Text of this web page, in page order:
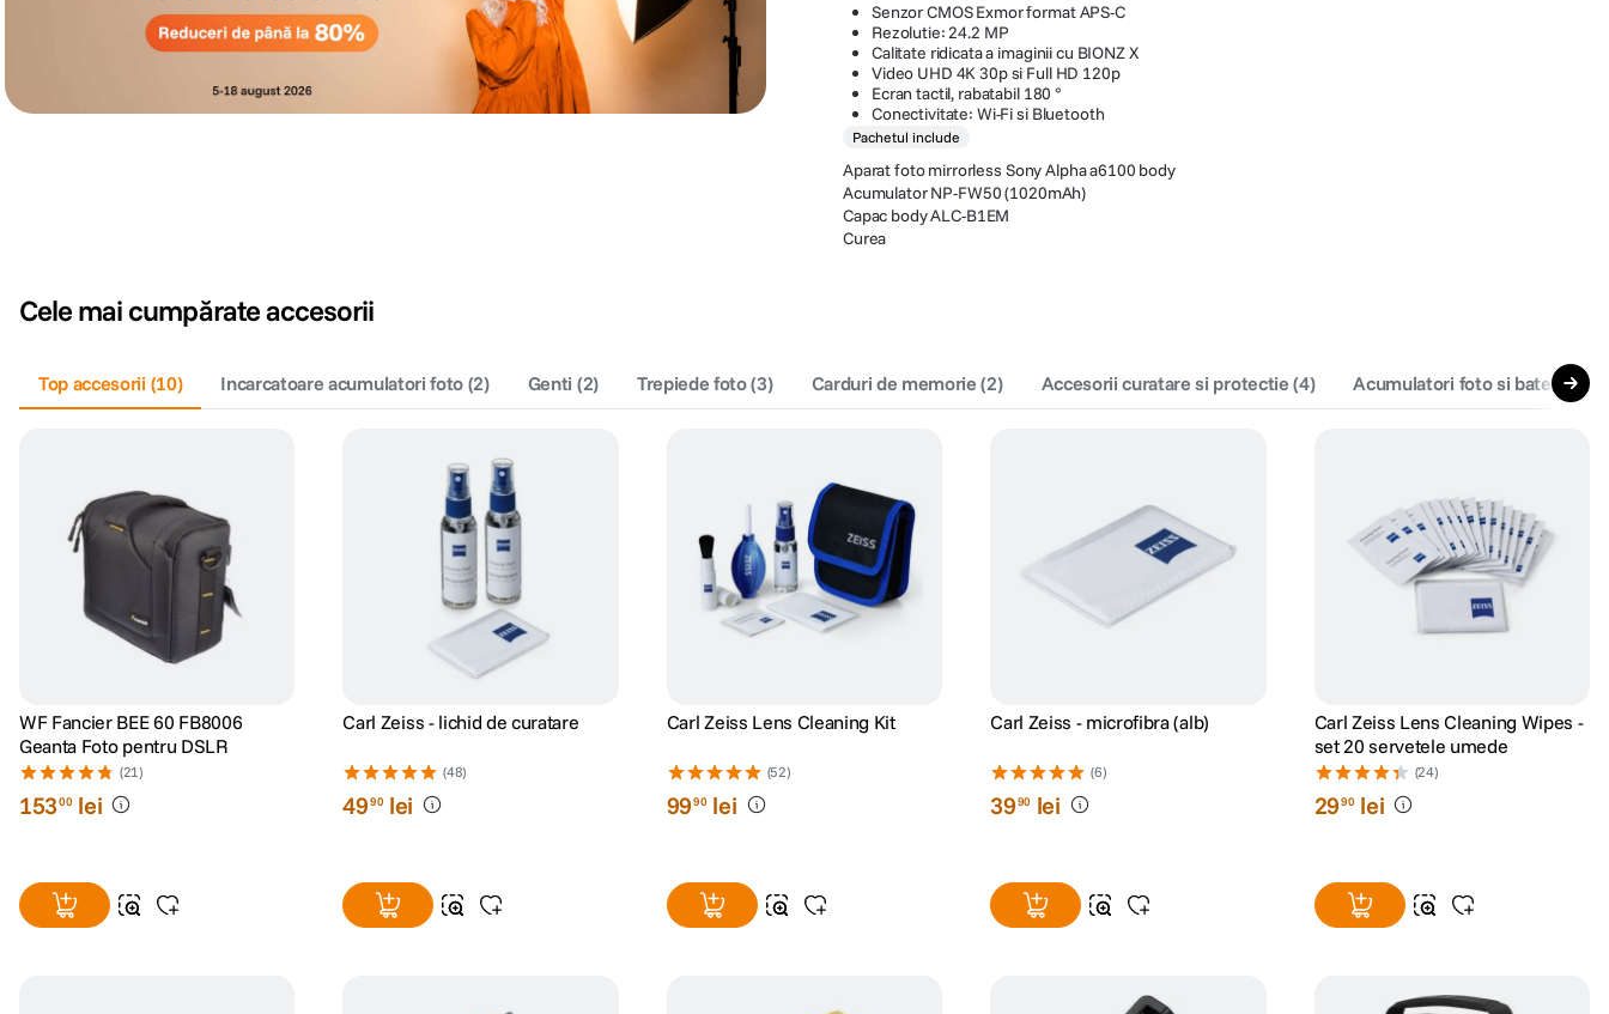
Senzor CMOS Exmor format APS-C
Rezolutie: 24.2 MP
Calitate ridicata a imaginii cu BIONZ X
Video UHD 4K 30p si Full HD 120p
Ecran tactil, rabatabil 180 °
Conectivitate: Wi-Fi si Bluetooth
Pachetul include
Aparat foto mirrorless Sony Alpha a6100 body
Acumulator NP-FW50 (1020mAh)
Capac body ALC-B1EM
Curea
Cele mai cumpărate accesorii
Top accesorii (10) Incarcatoare acumulatori foto (2) Genti (2) Trepiede foto(3) Carduri de memorie (2) Accesorii curatare si protectie (4) Acumulatori foto si baterii(2 )
WF Fancier BEE 60 FB8006
Geanta Foto pentru DSLR
(21)
15300 lei
Carl Zeiss - lichid de curatare
(48)
4990 lei
Carl Zeiss Lens Cleaning Kit
(52)
9990 lei
Carl Zeiss - microfibra (alb)
(6)
3990 lei
Carl Zeiss Lens Cleaning Wipes -
set 20 servetele umede
(24)
2990 lei